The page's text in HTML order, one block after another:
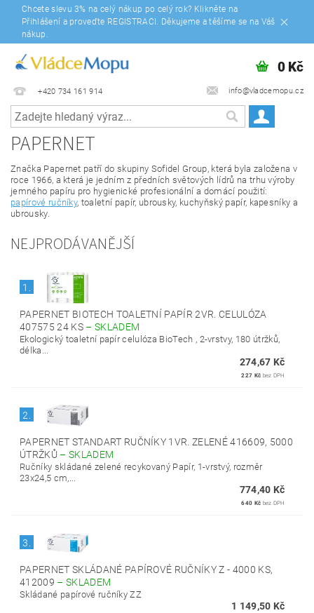
Chcete slevu 3% na celý nákup po celý rok? Klikněte na
Přihlášení a proveďte REGISTRACI. Děkujeme a těšíme se na Váš
nákup.
+420 734 161 914 info@vladcemopu.cz
0 Kč
PAPERNET
Značka Papernet patří do skupiny Sofidel Group, která byla založena v
roce 1966, a která je jedním z předních světových lídrů na trhu výroby
jemného papíru pro hygienické profesionální a domácí použití:
papírové ručníky, toaletní papír, ubrousky, kuchyňský papír, kapesníky a
ubrousky.
NEJPRODÁVANĚJŠÍ
1.
PAPERNET BIOTECH TOALETNÍ PAPÍR 2VR. CELULÓZA
407575 24 KS – SKLADEM
Ekologický toaletní papír celulóza BioTech , 2-vrstvy, 180 útržků,
délka...
274,67 Kč
227 Kč bez DPH
2.
PAPERNET STANDART RUČNÍKY 1VR. ZELENÉ 416609, 5000
ÚTRŽKŮ –SKLADEM
Ručníky skládané zelené recykovaný Papír, 1-vrstvý, rozměr
23x24,5 cm,...
774,40 Kč
640 Kč bez DPH
3.
PAPERNET SKLÁDANÉ PAPÍROVÉ RUČNÍKY Z - 4000 KS,
412009 –SKLADEM
Skládané papírové ručníky ZZ
1 149,50 Kč